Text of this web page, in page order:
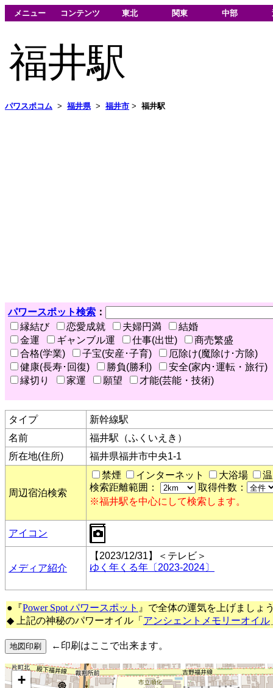
メニュー コンテンツ 東北 関東 中部
福井駅
パワスポコム > 福井県> 福井市 > 福井駅
パワースポット検索 ：
縁結び
恋愛成就 夫婦円満
結婚
金運
ギャンブル運 仕事(出世)
商売繁盛
合格(学業)
子宝(安産･子育)
厄除け(魔除け･方除)
健康(長寿･回復)
勝負(勝利)
安全(家内･運転・旅行)
縁切り
家運 願望 才能(芸能・技術)
タイプ
新幹線駅
名前
福井駅（ふくいえき）
所在地(住所)
福井県福井市中央1-1
周辺宿泊検索
禁煙 インターネット 大浴場
検索距離範囲：
取得件数：
※福井駅を中心にして検索します。
アイコン
メディア紹介
【2023/12/31】＜テレビ＞
ゆく年くる年〔2023-2024〕
●『Power Spot パワースポット 』で全体の運気を上げましょ
◆ 上記の神秘のパワーオイル「 アンシェントメモリーオイル
←印刷はここで出来ます。
+